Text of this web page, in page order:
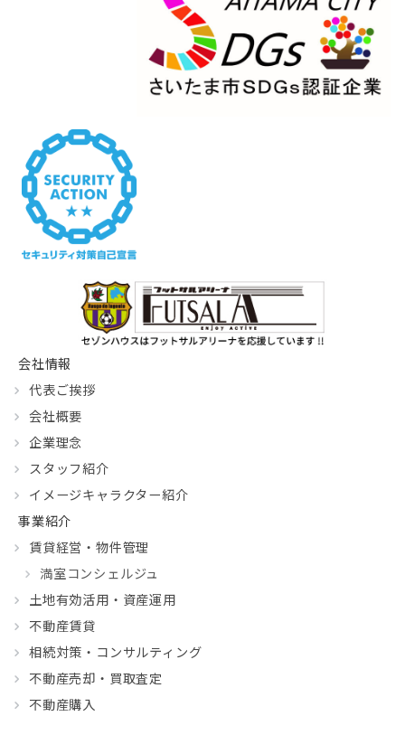
会社情報
代表ご挨拶
会社概要
企業理念
スタッフ紹介
イメージキャラクター紹介
事業紹介
賃貸経営・物件管理
満室コンシェルジュ
土地有効活用・資産運用
不動産賃貸
相続対策・コンサルティング
不動産売却・買取査定
不動産購入